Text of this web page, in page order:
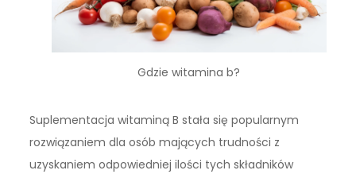
Gdzie witamina b?
Suplementacja witaminą B stała się popularnym
rozwiązaniem dla osób mających trudności z
uzyskaniem odpowiedniej ilości tych składników